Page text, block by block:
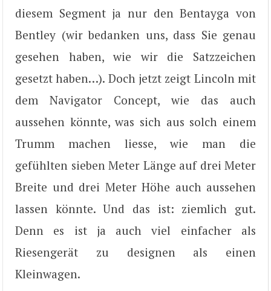
diesem Segment ja nur den Bentayga von
Bentley (wir bedanken uns, dass Sie genau
gesehen haben, wie wir die Satzzeichen
gesetzt haben…). Doch jetzt zeigt Lincoln mit
dem Navigator Concept, wie das auch
aussehen könnte, was sich aus solch einem
Trumm machen liesse, wie man die
gefühlten sieben Meter Länge auf drei Meter
Breite und drei Meter Höhe auch aussehen
lassen könnte. Und das ist: ziemlich gut.
Denn es ist ja auch viel einfacher als
Riesengerät zu designen als einen
Kleinwagen.